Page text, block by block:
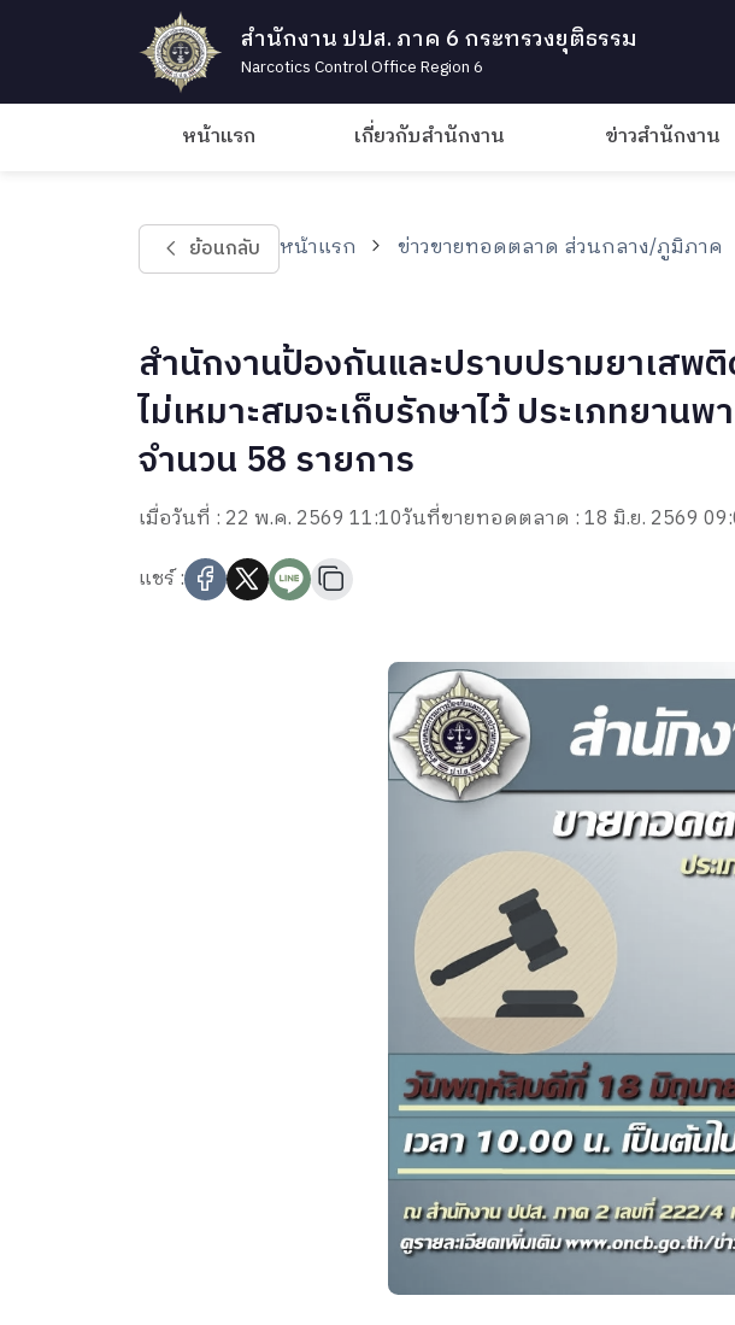
สำนักงาน ปปส. ภาค 6 กระทรวงยุติธรรม
Narcotics Control Office Region 6
หน้าแรก เกี่ยวกับสำนักงาน ข่าวสำนักงาน
ย้อนกลับ หน้าแรก ข่าวขายทอดตลาด ส่วนกลาง/ภูมิภาค
สำนักงานป้องกันและปราบปรามยาเส
ไม่เหมาะสมจะเก็บรักษาไว้ ประเภทยาน
จำนวน 58 รายการ
เมื่อวันที่ : 22 พ.ค. 2569 11:10วันที่ขายทอดตลาด : 18 มิ.ย. 2569
แชร์ :